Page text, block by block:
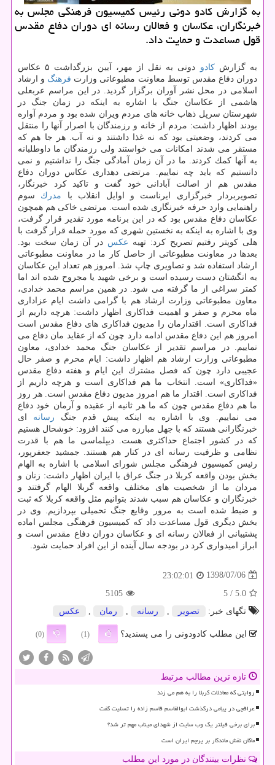
به گزارش كادو دونی رئیس كمیسیون فرهنگی مجلس به
خبرنگاران، عكاسان و فعالان رسانه ای دوران دفاع مقدس
قول مساعدت و حمایت داد.
به گزارشكادو
دونی به نقل از مهر، آیین بزرگداشت ۵ عكاس
دوران دفاع مقدس توسط معاونت مطبوعاتی وزارت فرهنگ و ارشاد
اسلامی در محل نشر آوران برگزار گردید. در این مراسم عربعلی
هاشمی از عكاسان جنگ با اشاره به اینكه در زمان جنگ در
شهرستان سرپل ذهاب خانه های مردم ویران شده بود و مردم آواره
بودند اظهار داشت: مردم از خانه و رزمندگان با اصرار آنها را منتقل
می كردند، وضعیتی بود كه نه غذا داشتند و نه آب. هر جا هم كه
مستقر می شدند امكانات می خواستند ولی رزمندگان ما داوطلبانه
به آنها كمك كردند. ما در آن زمان آمادگی جنگ را نداشتیم و نمی
دانستیم كه باید چه نماییم. مرتضی دهداری عكاس دوران دفاع
مقدس هم از اصالت آبادانی خود گفت و تاكید كرد خبرنگار،
تصویربردار خبرگزاری ایرناست و اوایل انقلاب با مدرك سوم
راهنمایی وارد حرفه خبرنگاری شده است. مرتضی خاكی هم همچون
عكاسان دفاع مقدس بود كه در این برنامه مورد تقدیر قرار گرفت،
وی با اشاره به اینكه به نخستین شهری كه مورد حمله قرار گرفت با
هلی كوپتر رفتیم تصریح كرد: تهیه عكس در آن زمان سخت بود.
بعدها در معاونت مطبوعاتی از حاصل كار ما در معاونت مطبوعاتی
ارشاد استفاده شد و تصاویری چاپ شذ. امروز هم تعداد این عكاسان
به انگشتان دست رسیده است و برخی شهید یا مجروح شده اند اما
كمتر سراغی از ما گرفته می شود. در همین مراسم محمد خدادی،
معاون مطبوعاتی وزارت ارشاد هم با گرامی داشت ایام عزاداری
ماه محرم و صفر و اهمیت فداكاری اظهار داشت: هرچه داریم از
فداكاری است. اقتدارمان را مدیون فداكاری های دفاع مقدس است
امروز هم این دفاع مقدس ادامه دارد چون كه از عقاید مان دفاع می
نماییم. در مراسم تقدیر از عكاسان جنگ محمد خدادی، معاون
مطبوعاتی وزارت ارشاد هم اظهار داشت: ایام محرم و صفر حال
عجیبی دارد چون كه فصل مشترك این ایام و هفته دفاع مقدس
«فداكاری» است. انتخاب ما هم فداكاری است و هرچه داریم از
فداكاری است. اقتدار ما هم امروز مدیون دفاع مقدس است. هر روز
ما هم دفاع مقدس چون كه ما هر ثانیه از عقیده و آرمان خود دفاع
می نماییم. وی با اشاره به اینكه پیش قدم جنگ رسانه ای
خبرنگارانی هستند كه با جهل مبارزه می كنند افزود: خوشحال هستیم
كه در كشور اجتماع حداكثری هست. دیپلماسی ما هم با قدرت
نظامی و ظرفیت رسانه ای در كنار هم هستند. جمشید جعفرپور،
رئیس كمیسیون فرهنگی مجلس شورای اسلامی با اشاره به الهام
بخش بودن واقعه كربلا در جنگ عراق با ایران اظهار داشت: زنان و
مردان ما از شخصیت های مختلف واقعه گربلا الهام گرفتند و
خبرنگاران و عكاسان هم سبب شدند بتوانیم مثل واقعه كربلا كه ثبت
و ضبط شده است به مرور وقایع جنگ تحمیلی بپردازیم. وی در
بخش دیگری قول مساعدت داد كه كمیسیون فرهنگی مجلس اماده
پشتیبانی از فعالان رسانه ای و عكاسان دوران دفاع مقدس است و
ابراز امیدواری كرد در بودجه سال آینده از این افراد حمایت شود.
1398/07/06
23:02:01
5.0
/ 5
5105
تگهای خبر:
تصویر , رسانه , رمان , عكس
این مطلب کادودونی را می پسندید؟ (1)
(0)
تازه ترین مطالب مرتبط
روایتی که معادلات کربلا را به هم می زند
عراقچی در پیامی درگذشت ابوالقاسم قاسم زاده را تسلیت گفت
برای برخی فیلتر یک وب سایت از شهدای میناب مهم تر شد؟
ماکان نقش ماندگار بر پرچم ایران است
نظرات بینندگان در مورد این مطلب